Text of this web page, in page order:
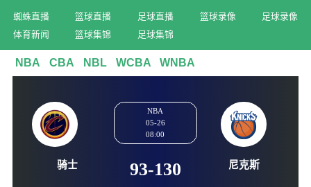
蜘蛛直播 篮球直播 足球直播 篮球录像
足球录像
体育新闻
篮球集锦 足球集锦
NBA CBA NBL WCBA WNBA
NBA
08:00